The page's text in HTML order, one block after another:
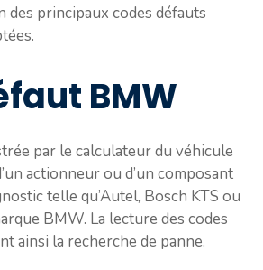
des principaux codes défauts
BMW
par le calculateur du véhicule
actionneur ou d’un composant
telle qu’Autel, Bosch KTS ou
BMW. La lecture des codes
ainsi la recherche de panne.